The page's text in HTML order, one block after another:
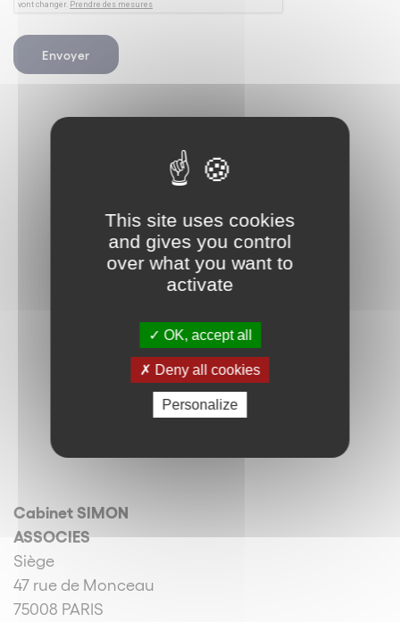
Cabinet SIMON
ASSOCIES
Siège
47 rue de Monceau
75008 PARIS
This site uses cookies
and gives you control
over what you want to
activate
OK, accept all
Deny all cookies
Personalize